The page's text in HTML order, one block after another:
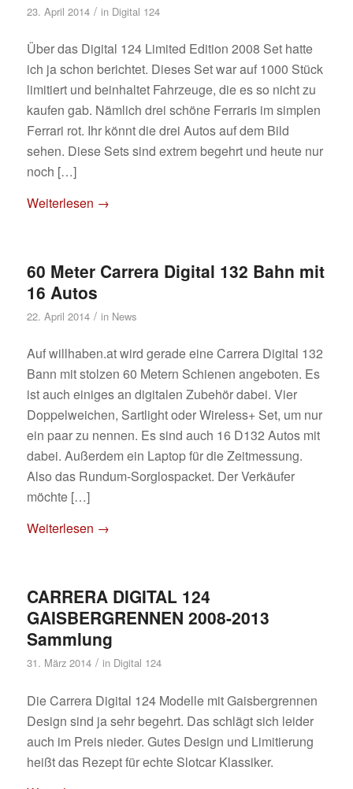
23. April 2014 / in Digital 124
Über das Digital 124 Limited Edition 2008 Set hatte
ich ja schon berichtet. Dieses Set war auf 1000 Stück
limitiert und beinhaltet Fahrzeuge, die es so nicht zu
kaufen gab. Nämlich drei schöne Ferraris im simplen
Ferrari rot. Ihr könnt die drei Autos auf dem Bild
sehen. Diese Sets sind extrem begehrt und heute nur
noch […]
Weiterlesen →
60 Meter Carrera Digital 132 Bahn mit
16 Autos
22. April 2014 / in News
Auf willhaben.at wird gerade eine Carrera Digital 132
Bann mit stolzen 60 Metern Schienen angeboten. Es
ist auch einiges an digitalen Zubehör dabei. Vier
Doppelweichen, Sartlight oder Wireless+ Set, um nur
ein paar zu nennen. Es sind auch 16 D132 Autos mit
dabei. Außerdem ein Laptop für die Zeitmessung.
Also das Rundum-Sorglospacket. Der Verkäufer
möchte […]
Weiterlesen →
CARRERA DIGITAL 124
GAISBERGRENNEN 2008-2013
Sammlung
31. März 2014 / in Digital 124
Die Carrera Digital 124 Modelle mit Gaisbergrennen
Design sind ja sehr begehrt. Das schlägt sich leider
auch im Preis nieder. Gutes Design und Limitierung
heißt das Rezept für echte Slotcar Klassiker.